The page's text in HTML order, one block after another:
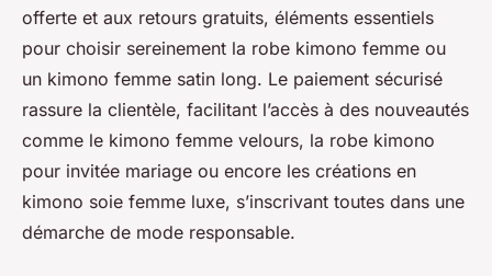
offerte et aux retours gratuits, éléments essentiels
pour choisir sereinement la robe kimono femme ou
un kimono femme satin long. Le paiement sécurisé
rassure la clientèle, facilitant l’accès à des nouveautés
comme le kimono femme velours, la robe kimono
pour invitée mariage ou encore les créations en
kimono soie femme luxe, s’inscrivant toutes dans une
démarche de mode responsable.